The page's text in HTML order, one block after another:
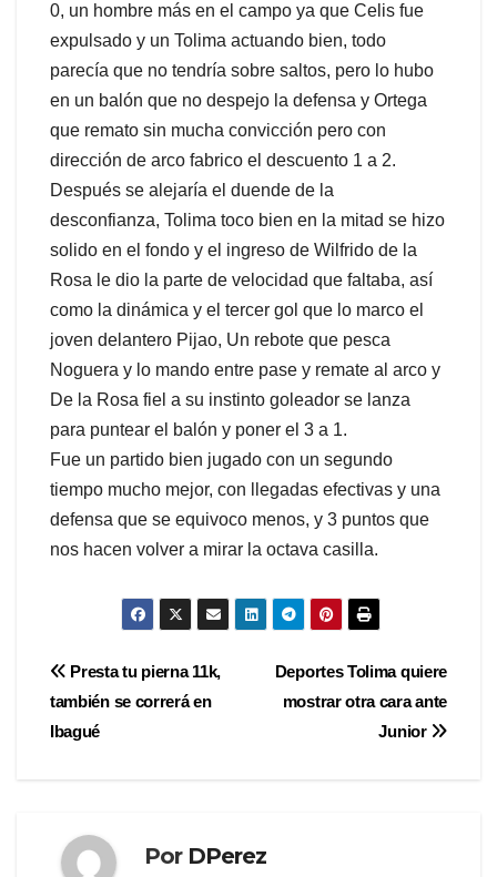
0, un hombre más en el campo ya que Celis fue
expulsado y un Tolima actuando bien, todo
parecía que no tendría sobre saltos, pero lo hubo
en un balón que no despejo la defensa y Ortega
que remato sin mucha convicción pero con
dirección de arco fabrico el descuento 1 a 2.
Después se alejaría el duende de la
desconfianza, Tolima toco bien en la mitad se hizo
solido en el fondo y el ingreso de Wilfrido de la
Rosa le dio la parte de velocidad que faltaba, así
como la dinámica y el tercer gol que lo marco el
joven delantero Pijao, Un rebote que pesca
Noguera y lo mando entre pase y remate al arco y
De la Rosa fiel a su instinto goleador se lanza
para puntear el balón y poner el 3 a 1.
Fue un partido bien jugado con un segundo
tiempo mucho mejor, con llegadas efectivas y una
defensa que se equivoco menos, y 3 puntos que
nos hacen volver a mirar la octava casilla.
Navegación
de
Deportes Tolima quiere
mostrar otra cara ante
Junior
Presta tu pierna 11k,
también se correrá en
Ibagué
Por DPerez